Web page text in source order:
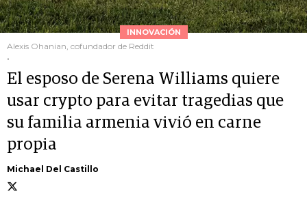
INNOVACIÓN
Alexis Ohanian, cofundador de Reddit
.
El esposo de Serena Williams quiere
usar crypto para evitar tragedias que
su familia armenia vivió en carne
propia
Michael Del Castillo